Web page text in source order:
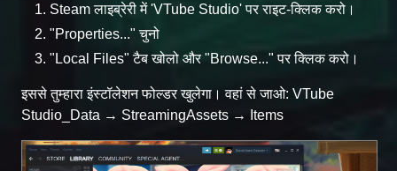
Steam लाइब्रेरी में 'VTube Studio' पर राइट-क्लिक करो।
"Properties..." चुनो
"Local Files" टैब खोलो और "Browse..." पर क्लिक करो।
इससे तुम्हारा इंस्टॉलेशन फोल्डर खुलेगा। वहां से जाओ: VTube
Studio_Data → StreamingAssets → Items